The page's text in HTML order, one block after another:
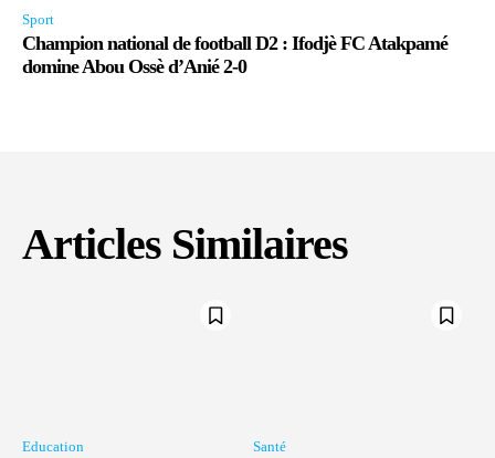
Sport
Champion national de football D2 : Ifodjè FC Atakpamé
domine Abou Ossè d’Anié 2-0
Articles Similaires
Education Santé